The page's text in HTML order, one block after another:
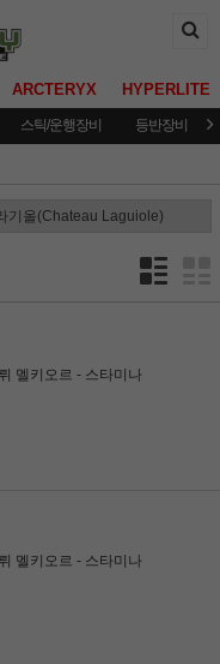
ARCTERYX HYPERLITE
스틱/운행장비 등반장비
멜키오르 - 스타미나
멜키오르 - 스타미나